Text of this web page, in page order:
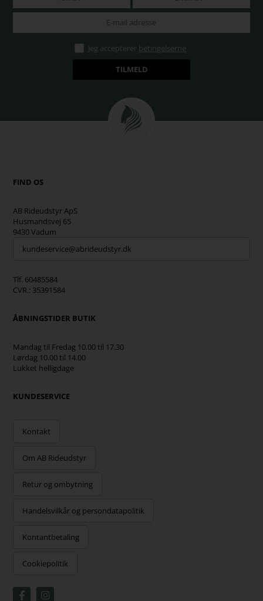
Jeg accepterer betingelserne
FIND OS
AB Rideudstyr ApS
Husmandsvej 65
9430 Vadum
kundeservice@abrideudstyr.dk
Tlf. 60485584
CVR.: 35391584
ÅBNINGSTIDER BUTIK
Mandag til Fredag 10.00 til 17.30
Lørdag 10.00 til 14.00
Lukket helligdage
KUNDESERVICE
Kontakt
Om AB Rideudstyr
Retur og ombytning
Handelsvilkår og persondatapolitik
Kontantbetaling
Cookiepolitik